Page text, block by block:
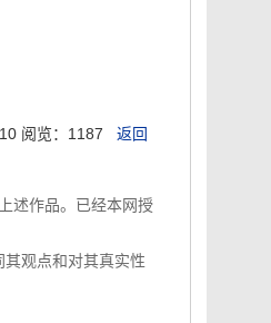
阅览：1187 返回
述作品。已经本网授
观点和对其真实性